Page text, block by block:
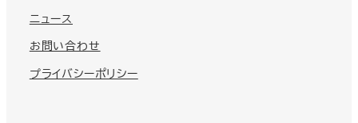
ニュース
お問い合わせ
プライバシーポリシー